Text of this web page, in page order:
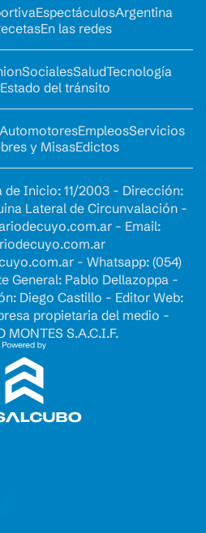
EspectáculosArgentina
En las redes
SocialesSaludTecnología
Estado del tránsito
AutomotoresEmpleosServicios
y MisasEdictos
de Inicio: 11/2003 - Dirección:
Lateral de Circunvalación -
- Email:
- Whatsapp: (054)
General: Pablo Dellazoppa -
Diego Castillo - Editor Web:
propietaria del medio -
MONTES S.A.C.I.F.